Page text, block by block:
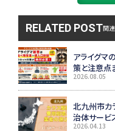
RELATED POST関
アライグマ
策と注意点
2026.08.05
北九州市カ
治体サービ
2026.04.13